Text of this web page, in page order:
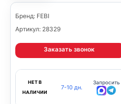
Бренд: FEBI
Артикул: 28329
Заказать звонок
НЕТ В
НАЛИЧИИ
7-10 дн.
Запросить